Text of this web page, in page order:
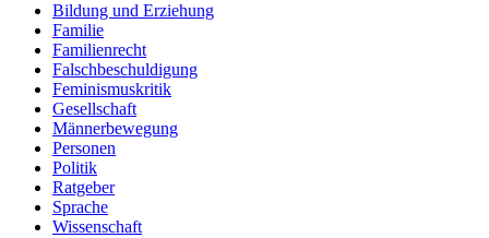
Bildung und Erziehung
Familie
Familienrecht
Falschbeschuldigung
Feminismuskritik
Gesellschaft
Männerbewegung
Personen
Politik
Ratgeber
Sprache
Wissenschaft